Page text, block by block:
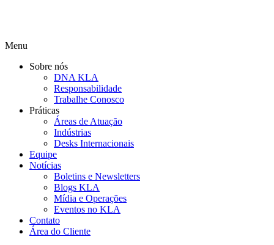
Menu
Sobre nós
DNA KLA
Responsabilidade
Trabalhe Conosco
Práticas
Áreas de Atuação
Indústrias
Desks Internacionais
Equipe
Notícias
Boletins e Newsletters
Blogs KLA
Mídia e Operações
Eventos no KLA
Contato
Área do Cliente